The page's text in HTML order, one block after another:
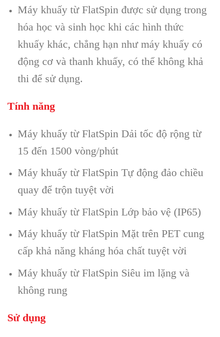
Máy khuấy từ FlatSpin được sử dụng trong
hóa học và sinh học khi các hình thức
khuấy khác, chẳng hạn như máy khuấy có
động cơ và thanh khuấy, có thể không khả
thi để sử dụng.
Tính năng
Máy khuấy từ FlatSpin Dải tốc độ rộng từ
15 đến 1500 vòng/phút
Máy khuấy từ FlatSpin Tự động đảo chiều
quay để trộn tuyệt vời
Máy khuấy từ FlatSpin Lớp bảo vệ (IP65)
Máy khuấy từ FlatSpin Mặt trên PET cung
cấp khả năng kháng hóa chất tuyệt vời
Máy khuấy từ FlatSpin Siêu im lặng và
không rung
Sử dụng